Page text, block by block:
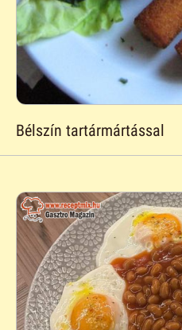
Bélszín tartármártással